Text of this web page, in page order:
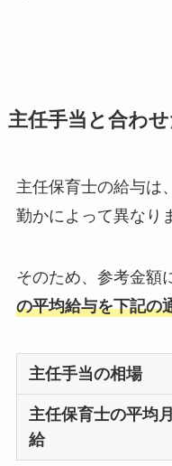
主任手当と合わ
主任保育士の給与は
勤かによって異なり
そのため、参考金額
の平均給与を下記の
主任手当の相場
主任保育士の平均月
給